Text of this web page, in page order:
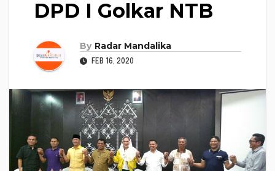
DPD I Golkar NTB
By Radar Mandalika
FEB 16, 2020